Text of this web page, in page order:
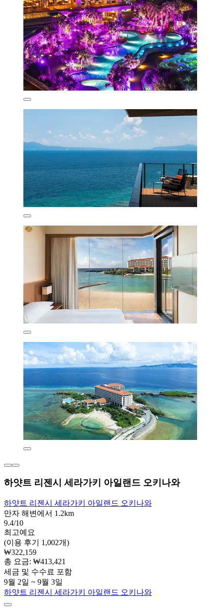
하얏트 리젠시 세라가키 아일랜드 오키나와
하얏트 리젠시 세라가키 아일랜드 오키나와
만자 해변에서 1.2km
9.4/10
최고예요
(이용 후기 1,002개)
₩322,159
총 요금: ₩413,421
세금 및 수수료 포함
9월 2일 ~ 9월 3일
하얏트 리젠시 세라가키 아일랜드 오키나와